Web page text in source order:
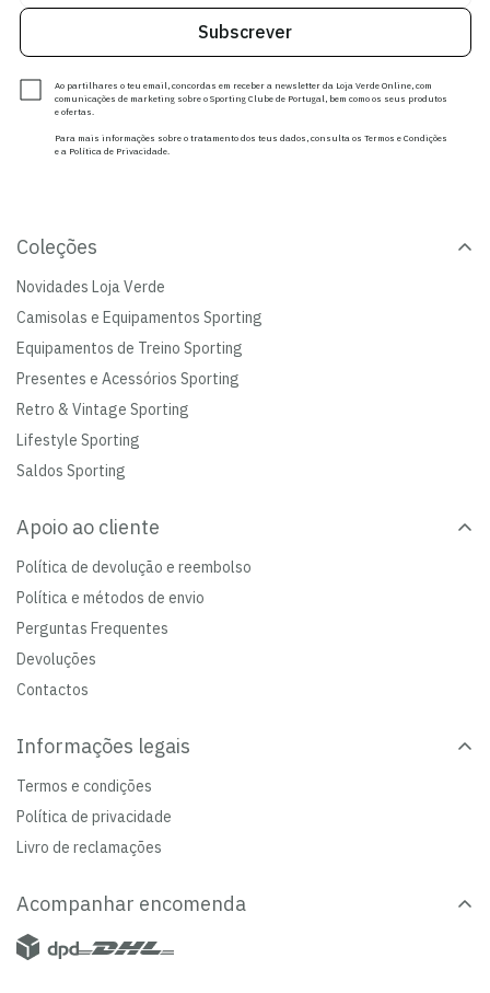
Subscrever
Ao partilhares o teu email, concordas em receber a newsletter da Loja Verde Online, com
comunicações de marketing sobre o Sporting Clube de Portugal, bem como os seus produtos
e ofertas.
Para mais informações sobre o tratamento dos teus dados, consulta os Termos e Condições
e a Política de Privacidade.
Coleções
Novidades Loja Verde
Camisolas e Equipamentos Sporting
Equipamentos de Treino Sporting
Presentes e Acessórios Sporting
Retro & Vintage Sporting
Lifestyle Sporting
Saldos Sporting
Apoio ao cliente
Política de devolução e reembolso
Política e métodos de envio
Perguntas Frequentes
Devoluções
Contactos
Informações legais
Termos e condições
Política de privacidade
Livro de reclamações
Acompanhar encomenda